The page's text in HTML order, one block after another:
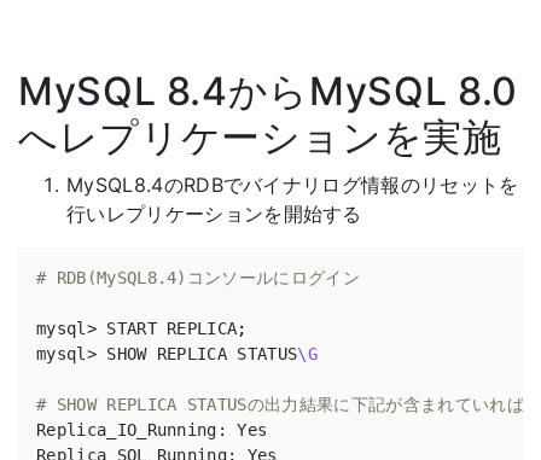
MySQL 8.4からMySQL 8.0
へレプリケーションを実施
MySQL8.4のRDBでバイナリログ情報のリセットを
行いレプリケーションを開始する
# RDB(MySQL8.4)コンソールにログイン
mysql> START REPLICA;
mysql> SHOW REPLICA STATUS\G
# SHOW REPLICA STATUSの出力結果に下記が含まれていれば